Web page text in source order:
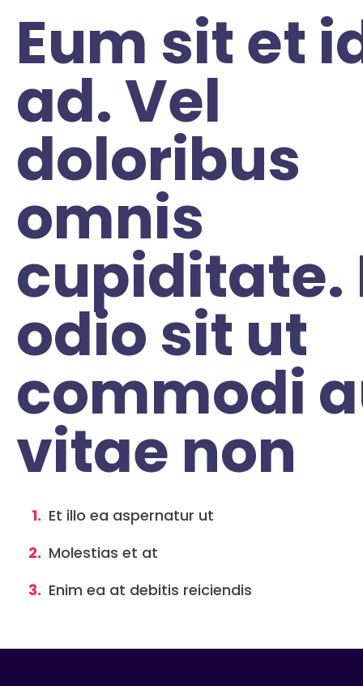
Eum sit et
ad. Vel
doloribus
omnis
cupiditate.
odio sit ut
commodi
vitae non
Et illo ea aspernatur ut
Molestias et at
Enim ea at debitis reiciendis